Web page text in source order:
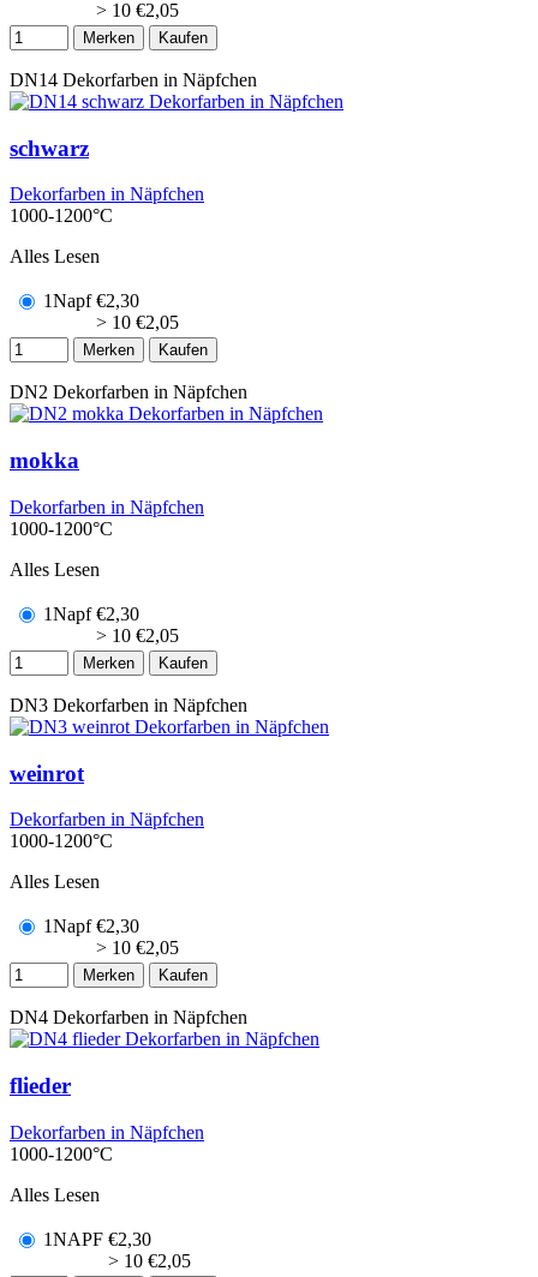
> 10 €2,05
Merken Kaufen
DN14 Dekorfarben in Näpfchen
schwarz
Dekorfarben in Näpfchen
1000-1200°C
Alles Lesen
1Napf €2,30
> 10 €2,05
Merken Kaufen
DN2 Dekorfarben in Näpfchen
mokka
Dekorfarben in Näpfchen
1000-1200°C
Alles Lesen
1Napf €2,30
> 10 €2,05
Merken Kaufen
DN3 Dekorfarben in Näpfchen
weinrot
Dekorfarben in Näpfchen
1000-1200°C
Alles Lesen
1Napf €2,30
> 10 €2,05
Merken Kaufen
DN4 Dekorfarben in Näpfchen
flieder
Dekorfarben in Näpfchen
1000-1200°C
Alles Lesen
1NAPF €2,30
> 10 €2,05